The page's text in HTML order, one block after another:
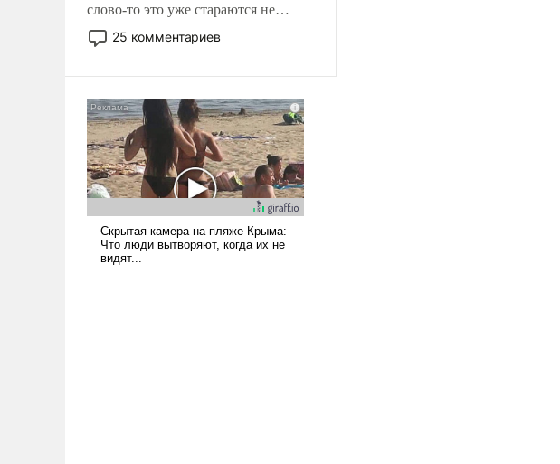
слово-то это уже стараются не
использовать – так же, как «бабка»,
«дед», – хотя бы в образованной
25 комментариев